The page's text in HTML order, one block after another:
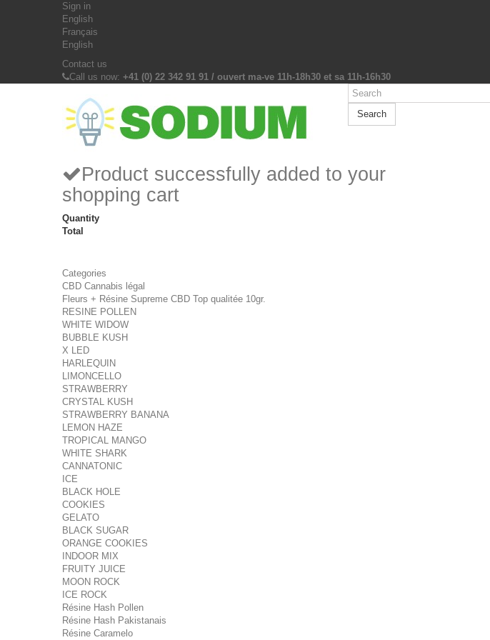
Sign in
English
Français
English
Contact us
Call us now: +41 (0) 22 342 91 91 / ouvert ma-ve 11h-18h30 et sa 11h-16h30
Search
Product successfully added to your
shopping cart
Quantity
Total
Categories
CBD Cannabis légal
Fleurs + Résine Supreme CBD Top qualitée 10gr.
RESINE POLLEN
WHITE WIDOW
BUBBLE KUSH
X LED
HARLEQUIN
LIMONCELLO
STRAWBERRY
CRYSTAL KUSH
STRAWBERRY BANANA
LEMON HAZE
TROPICAL MANGO
WHITE SHARK
CANNATONIC
ICE
BLACK HOLE
COOKIES
GELATO
BLACK SUGAR
ORANGE COOKIES
INDOOR MIX
FRUITY JUICE
MOON ROCK
ICE ROCK
Résine Hash Pollen
Résine Hash Pakistanais
Résine Caramelo